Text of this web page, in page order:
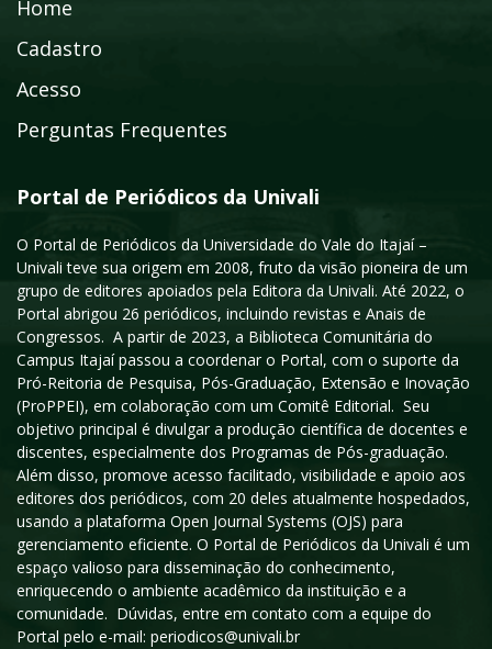
Home
Cadastro
Acesso
Perguntas Frequentes
Portal de Periódicos da Univali
O Portal de Periódicos da Universidade do Vale do Itajaí –
Univali teve sua origem em 2008, fruto da visão pioneira de um
grupo de editores apoiados pela Editora da Univali. Até 2022, o
Portal abrigou 26 periódicos, incluindo revistas e Anais de
Congressos. A partir de 2023, a Biblioteca Comunitária do
Campus Itajaí passou a coordenar o Portal, com o suporte da
Pró-Reitoria de Pesquisa, Pós-Graduação, Extensão e Inovação
(ProPPEI), em colaboração com um Comitê Editorial. Seu
objetivo principal é divulgar a produção científica de docentes e
discentes, especialmente dos Programas de Pós-graduação.
Além disso, promove acesso facilitado, visibilidade e apoio aos
editores dos periódicos, com 20 deles atualmente hospedados,
usando a plataforma Open Journal Systems (OJS) para
gerenciamento eficiente. O Portal de Periódicos da Univali é um
espaço valioso para disseminação do conhecimento,
enriquecendo o ambiente acadêmico da instituição e a
comunidade. Dúvidas, entre em contato com a equipe do
Portal pelo e-mail: periodicos@univali.br